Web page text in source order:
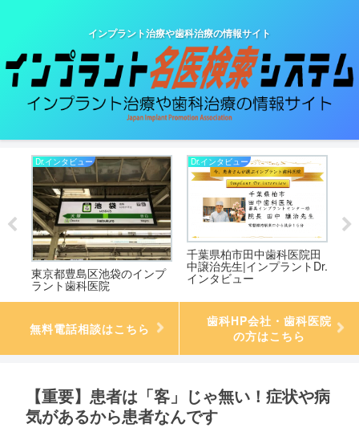
インプラント治療や歯科治療の情報サイト
Dr.インタビュー
東京都豊島区池袋のインプ
ラント歯科医院
Dr.インタビュー
千葉県柏市田中歯科医院田
中譲治先生|インプラントDr.
インタビュー
無料電話相談はこちら
歯科HP会社・歯科医院
の方はこちら
【重要】患者は「客」じゃ無い！症状や病
気があるから患者なんです